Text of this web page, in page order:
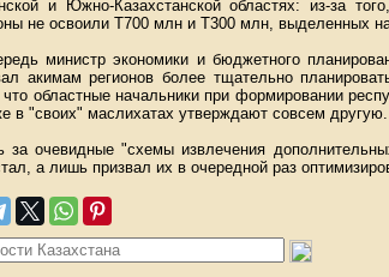
и Южно-Казахстанской областях: из-за
не освоили Т700 млн и Т300 млн, выделенных
министр экономики и бюджетного
акимам регионов более тщательно
областные начальники при формировании
в "своих" маслихатах утверждают совсем другую.
за очевидные "схемы извлечения
а лишь призвал их в очередной раз